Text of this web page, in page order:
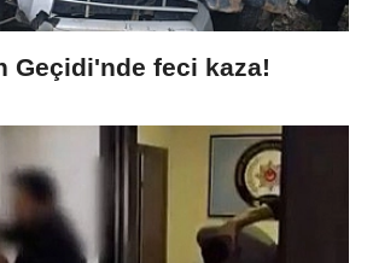
Geçidi'nde feci kaza!